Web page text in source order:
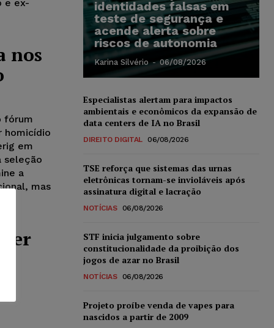
e ex-
nos
fórum
homicídio
em
seleção
a
mas
identidades falsas em
teste de segurança e
acende alerta sobre
riscos de autonomia
Karina Silvério - 06/08/2026
Especialistas alertam para impactos
ambientais e econômicos da expansão de
data centers de IA no Brasil
DIREITO DIGITAL 06/08/2026
TSE reforça que sistemas das urnas
eletrônicas tornam-se invioláveis após
assinatura digital e lacração
NOTÍCIAS 06/08/2026
STF inicia julgamento sobre
constitucionalidade da proibição dos
jogos de azar no Brasil
NOTÍCIAS 06/08/2026
Projeto proíbe venda de vapes para
nascidos a partir de 2009